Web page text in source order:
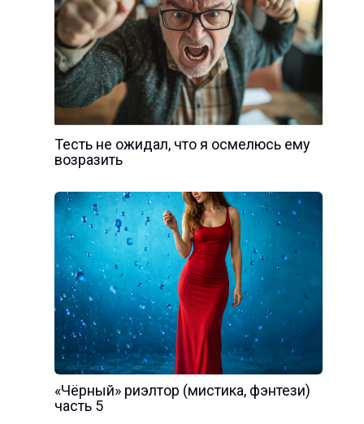
Тесть не ожидал, что я осмелюсь ему
возразить
«Чёрный» риэлтор (мистика, фэнтези)
часть 5